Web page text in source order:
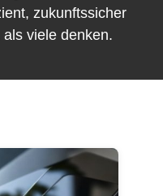
zukunftssicher
viele denken.